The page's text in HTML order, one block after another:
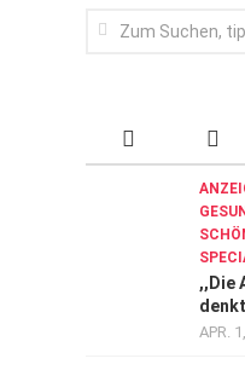
,,Die
APR.